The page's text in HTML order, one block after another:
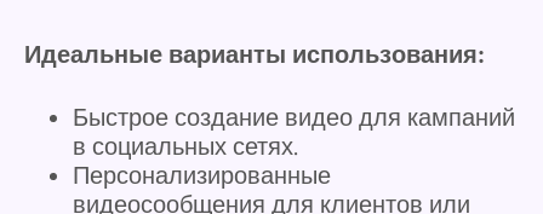
Идеальные варианты использования:
Быстрое создание видео для кампаний
в социальных сетях.
Персонализированные
видеосообщения для клиентов или